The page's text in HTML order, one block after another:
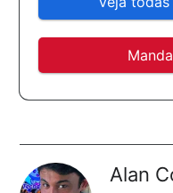
Alan